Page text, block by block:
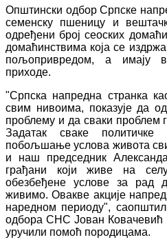
Општински одбор Српске
семенску пшеницу и
одређени број сеоских
домаћинствима која се
пољопривредом, а имају
приходе.
"Српска напредна странка
свим нивоима, показује да
проблему и да сваки проблем
Задатак сваке
побољшање услова живота
и наш председник
грађани који живе на
обезбеђене услове за рад
живимо. Овакве акције
наредном периоду",
одбора СНС Јован Ковачевић
уручили помоћ породицама.